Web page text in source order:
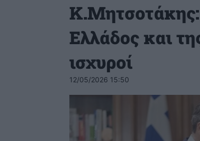
Κ.Μητσοτάκης:
Ελλάδος και
ισχυροί
12/05/2026 15:50